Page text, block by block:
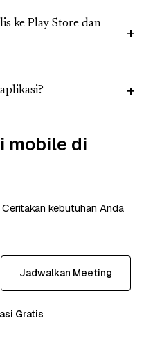
ke Play Store dan
mobile di
kebutuhan Anda
Jadwalkan Meeting
Gratis